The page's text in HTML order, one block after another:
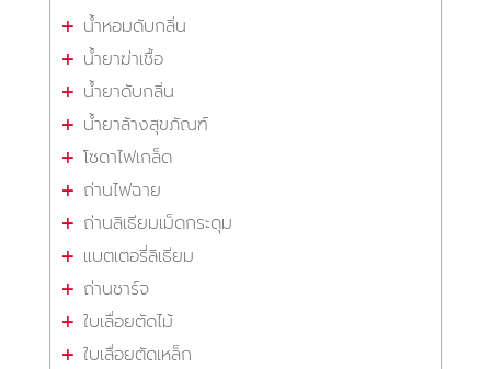
น้ำหอมดับกลิ่น
น้ำยาฆ่าเชื้อ
น้ำยาดับกลิ่น
น้ำยาล้างสุขภัณฑ์
โซดาไฟเกล็ด
ถ่านไฟฉาย
ถ่านลิเธียมเม็ดกระดุม
แบตเตอรี่ลิเธียม
ถ่านชาร์จ
ใบเลื่อยตัดไม้
ใบเลื่อยตัดเหล็ก